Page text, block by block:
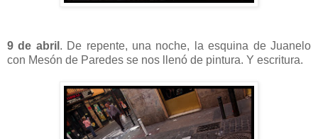
9 de abril . De repente, una noche, la esquina de Juanelo
con Mesón de Paredes se nos llenó de pintura. Y escritura.